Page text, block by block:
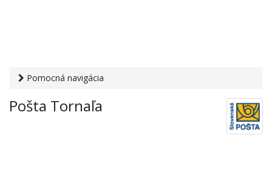
Pomocná navigácia
služby› Pošty› Pošta Tornaľa
Pošta Tornaľa